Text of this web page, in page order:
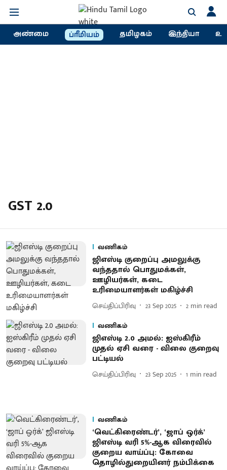
அண்மை ப்ரீமியம் தமிழகம் இந்தியா
GST 2.0
வணிகம்
ஜிஎஸ்டி குறைப்பு அமலுக்கு
வந்ததால் பொதுமக்கள்,
ஊழியர்கள், கடை
உரிமையாளர்கள் மகிழ்ச்சி
செய்திப்பிரிவு 23 Sep 2025 2 min read
வணிகம்
ஜிஎஸ்டி 2.0 அமல்: ஐஸ்கிரீம்
முதல் ஏசி வரை - விலை குறைவு
பட்டியல்
செய்திப்பிரிவு 23 Sep 2025 1 min read
வணிகம்
‘வெட்கிரைண்டர்’, ‘ஜாப் ஒர்க்’
ஜிஎஸ்டி வரி 5%-ஆக விரைவில்
குறைய வாய்ப்பு: கோவை
தொழில்துறையினர் நம்பிக்கை